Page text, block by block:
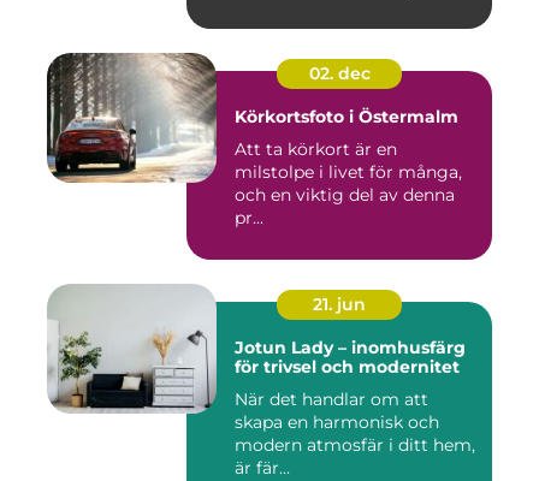
02. dec
Körkortsfoto i Östermalm
Att ta körkort är en
milstolpe i livet för många,
och en viktig del av denna
pr...
21. jun
Jotun Lady – inomhusfärg
för trivsel och modernitet
När det handlar om att
skapa en harmonisk och
modern atmosfär i ditt hem,
är fär...